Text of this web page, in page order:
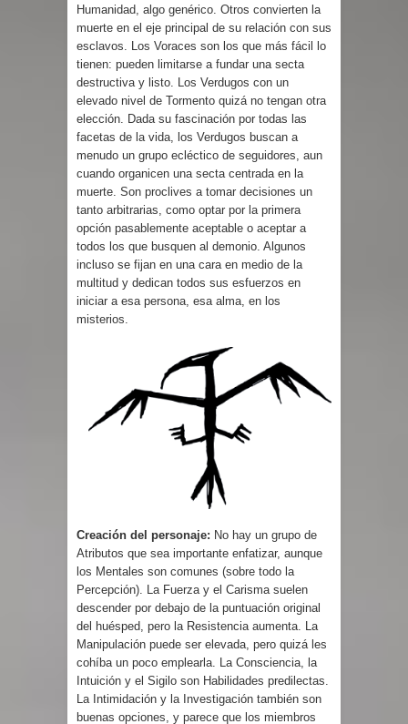
Humanidad, algo genérico. Otros convierten la
muerte en el eje principal de su relación con sus
esclavos. Los Voraces son los que más fácil lo
tienen: pueden limitarse a fundar una secta
destructiva y listo. Los Verdugos con un
elevado nivel de Tormento quizá no tengan otra
elección. Dada su fascinación por todas las
facetas de la vida, los Verdugos buscan a
menudo un grupo ecléctico de seguidores, aun
cuando organicen una secta centrada en la
muerte. Son proclives a tomar decisiones un
tanto arbitrarias, como optar por la primera
opción pasablemente aceptable o aceptar a
todos los que busquen al demonio. Algunos
incluso se fijan en una cara en medio de la
multitud y dedican todos sus esfuerzos en
iniciar a esa persona, esa alma, en los
misterios.
Creación del personaje: No hay un grupo de
Atributos que sea importante enfatizar, aunque
los Mentales son comunes (sobre todo la
Percepción). La Fuerza y el Carisma suelen
descender por debajo de la puntuación original
del huésped, pero la Resistencia aumenta. La
Manipulación puede ser elevada, pero quizá les
cohíba un poco emplearla. La Consciencia, la
Intuición y el Sigilo son Habilidades predilectas.
La Intimidación y la Investigación también son
buenas opciones, y parece que los miembros